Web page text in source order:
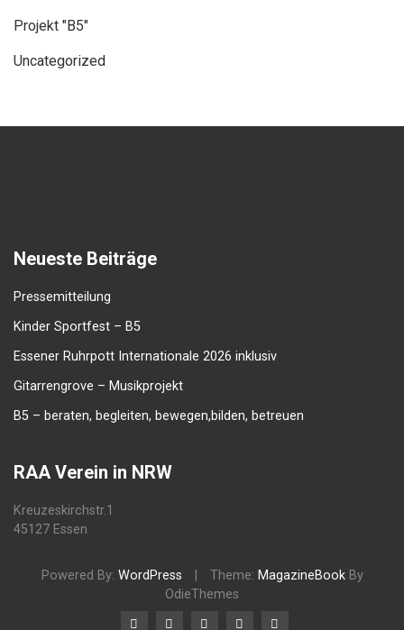
Projekt "B5"
Uncategorized
Neueste Beiträge
Pressemitteilung
Kinder Sportfest – B5
Essener Ruhrpott Internationale 2026 inklusiv
Gitarrengrove – Musikprojekt
B5 – beraten, begleiten, bewegen,bilden, betreuen
RAA Verein in NRW
Kreuzeskirchstr.1
45127 Essen
Powered By: WordPress Theme: MagazineBookBy
OdieThemes